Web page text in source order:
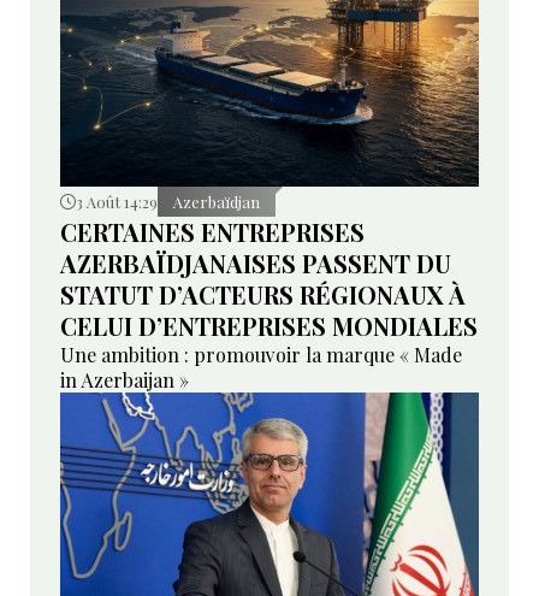
3 Août 14:29 Azerbaïdjan
CERTAINES ENTREPRISES
AZERBAÏDJANAISES PASSENT DU
STATUT D’ACTEURS RÉGIONAUX À
CELUI D’ENTREPRISES MONDIALES
Une ambition : promouvoir la marque « Made
in Azerbaijan »